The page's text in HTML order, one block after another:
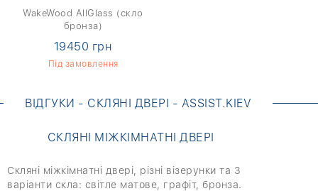
WakeWood AllGlass (скло
бронза)
19450 грн
Під замовлення
ВІДГУКИ - СКЛЯНІ ДВЕРІ - ASSIST.KIEV
СКЛЯНІ МІЖКІМНАТНІ ДВЕРІ
Скляні міжкімнатні двері, різні візерунки та 3
варіанти скла: світле матове, графіт, бронза.